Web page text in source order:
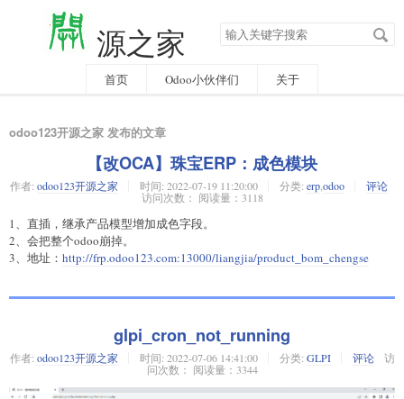
源之家 搜
索
字
首页 Odoo小伙伴们 关于
odoo123开源之家 发布的文章
【改OCA】珠宝ERP：成色模块
作者: odoo123开源之家 时间: 2022-07-19 11:20:00 分类: erp,odoo
评论
访问次数： 阅读量：3118
1、直插，继承产品模型增加成色字段。
2、会把整个odoo崩掉。
3、地址： http://frp.odoo123.com:13000/liangjia/product_bom_chengse
glpi_cron_not_running
作者: odoo123开源之家 时间: 2022-07-06 14:41:00 分类: GLPI 评论
访
问次数： 阅读量：3344